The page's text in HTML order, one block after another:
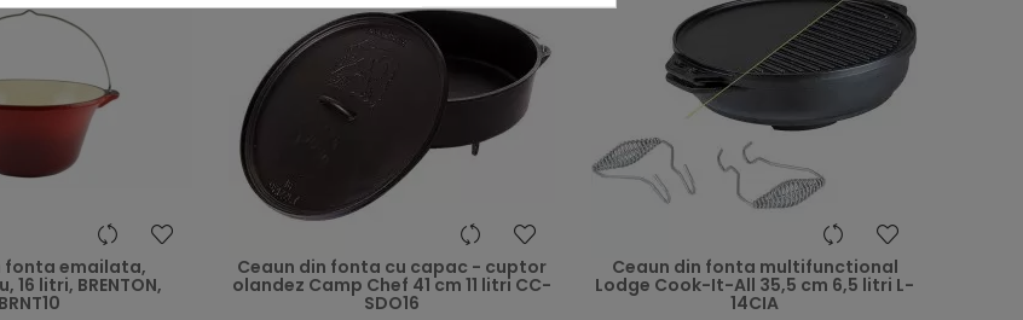
heart
fonta emailata,
16 litri, BRENTON,
BRNT10
heart
Ceaun din fonta cu capac - cuptor
olandez Camp Chef 41 cm 11 litri CC-
SDO16
heart
Ceaun din fonta multifunctional
Lodge Cook-It-All 35,5 cm 6,5 litri L-
14CIA